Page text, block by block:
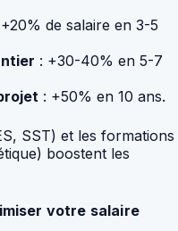
de salaire en 3-5
: +30-40% en 5-7
: +50% en 10 ans.
SST) et les formations
boostent les
votre salaire